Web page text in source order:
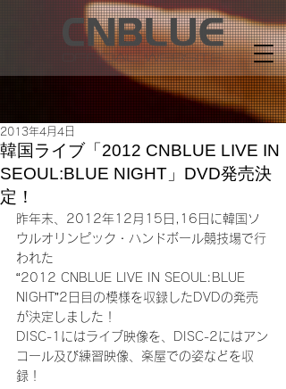
韓国ライブ「2012 CNBLUE LIVE IN
SEOUL:BLUE NIGHT」DVD発売決
定！
2013年4月4日
昨年末、2012年12月15日,16日に韓国ソ
ウルオリンピック・ハンドボール競技場で行
われた
“2012 CNBLUE LIVE IN SEOUL:BLUE
NIGHT”2日目の模様を収録したDVDの発売
が決定しました！
DISC-1にはライブ映像を、DISC-2にはアン
コール及び練習映像、楽屋での姿などを収
録！